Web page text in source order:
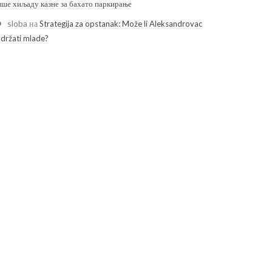
хиљаду казне за бахато паркирање
sloba наStrategija za opstanak: Može li Aleksandrovac
mlade?